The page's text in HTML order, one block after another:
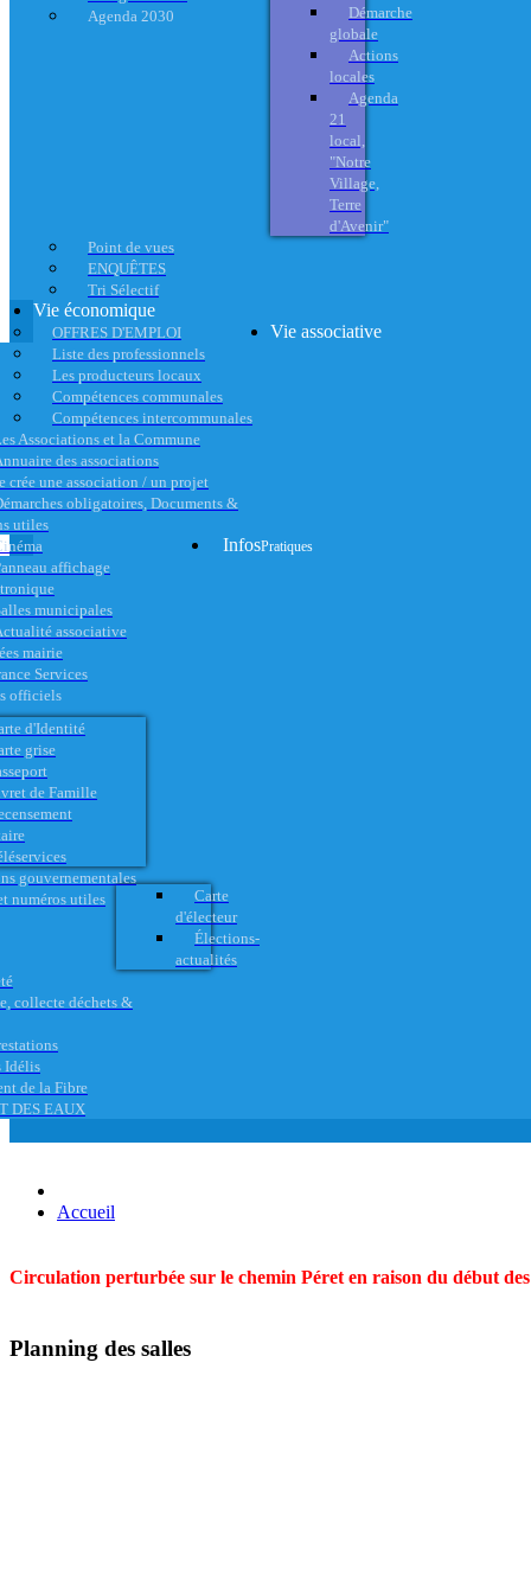
Agenda 2030
Démarche
globale
Actions
locales
Agenda
21
local,
"Notre
Village,
Terre
d'Avenir"
Point de vues
ENQUÊTES
Tri Sélectif
Vie économique
OFFRES D'EMPLOI
Liste des professionnels
Les producteurs locaux
Compétences communales
Compétences intercommunales
Vie associative
Associations et la Commune
des associations
crée une association / un projet
obligatoires, Documents &
utiles
affichage
municipales
associative
InfosPratiques
mairie
Services
officiels
d'Identité
grise
de Famille
gouvernementales
numéros utiles
Carte
d'électeur
Élections-
actualités
collecte déchets &
Idélis
de la Fibre
DES EAUX
Accueil
Circulation perturbée sur le chemin Péret en raison du début
Planning des salles